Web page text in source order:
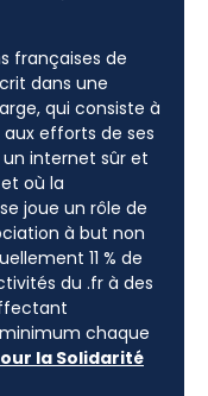
françaises de
dans une
qui consiste à
efforts de ses
internet sûr et
où la
joue un rôle de
à but non
11 % de
du .fr à des
minimum chaque
la Solidarité